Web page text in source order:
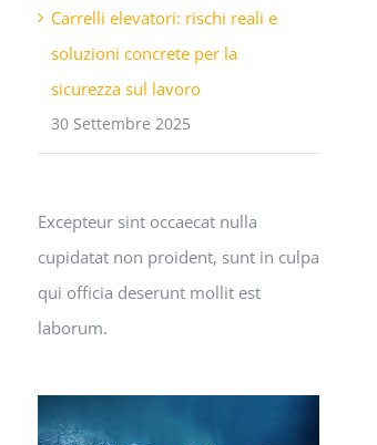
Carrelli elevatori: rischi reali e
soluzioni concrete per la
sicurezza sul lavoro
30 Settembre 2025
Excepteur sint occaecat nulla
cupidatat non proident, sunt in culpa
qui officia deserunt mollit est
laborum.